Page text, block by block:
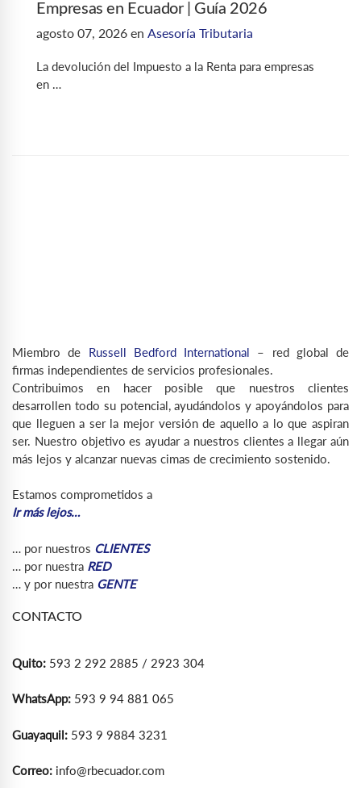
Empresas en Ecuador | Guía 2026
agosto 07, 2026 en Asesoría Tributaria
La devolución del Impuesto a la Renta para empresas
en …
Miembro de Russell Bedford International – red global de
firmas independientes de servicios profesionales.
Contribuimos en hacer posible que nuestros clientes
desarrollen todo su potencial, ayudándolos y apoyándolos para
que lleguen a ser la mejor versión de aquello a lo que aspiran
ser. Nuestro objetivo es ayudar a nuestros clientes a llegar aún
más lejos y alcanzar nuevas cimas de crecimiento sostenido.
Estamos comprometidos a
Ir más lejos…
… por nuestros CLIENTES
… por nuestra RED
… y por nuestra GENTE
CONTACTO
Quito: 593 2 292 2885 / 2923 304
WhatsApp: 593 9 94 881 065
Guayaquil: 593 9 9884 3231
Correo: info@rbecuador.com